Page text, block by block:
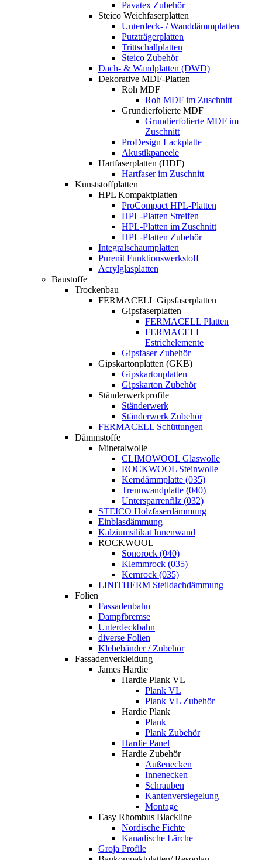
Pavatex Zubehör
Steico Weichfaserplatten
Unterdeck- / Wanddämmplatten
Putzträgerplatten
Trittschallplatten
Steico Zubehör
Dach- & Wandplatten (DWD)
Dekorative MDF-Platten
Roh MDF
Roh MDF im Zuschnitt
Grundierfolierte MDF
Grundierfolierte MDF im
Zuschnitt
ProDesign Lackplatte
Akustikpaneele
Hartfaserplatten (HDF)
Hartfaser im Zuschnitt
Kunststoffplatten
HPL Kompaktplatten
ProCompact HPL-Platten
HPL-Platten Streifen
HPL-Platten im Zuschnitt
HPL-Platten Zubehör
Integralschaumplatten
Purenit Funktionswerkstoff
Acrylglasplatten
Baustoffe
Trockenbau
FERMACELL Gipsfaserplatten
Gipsfaserplatten
FERMACELL Platten
FERMACELL
Estrichelemente
Gipsfaser Zubehör
Gipskartonplatten (GKB)
Gipskartonplatten
Gipskarton Zubehör
Ständerwerkprofile
Ständerwerk
Ständerwerk Zubehör
FERMACELL Schüttungen
Dämmstoffe
Mineralwolle
CLIMOWOOL Glaswolle
ROCKWOOL Steinwolle
Kerndämmplatte (035)
Trennwandplatte (040)
Untersparrenfilz (032)
STEICO Holzfaserdämmung
Einblasdämmung
Kalziumsilikat Innenwand
ROCKWOOL
Sonorock (040)
Klemmrock (035)
Kernrock (035)
LINITHERM Steildachdämmung
Folien
Fassadenbahn
Dampfbremse
Unterdeckbahn
diverse Folien
Klebebänder / Zubehör
Fassadenverkleidung
James Hardie
Hardie Plank VL
Plank VL
Plank VL Zubehör
Hardie Plank
Plank
Plank Zubehör
Hardie Panel
Hardie Zubehör
Außenecken
Innenecken
Schrauben
Kantenversiegelung
Montage
Easy Rhombus Blackline
Nordische Fichte
Kanadische Lärche
Groja Profile